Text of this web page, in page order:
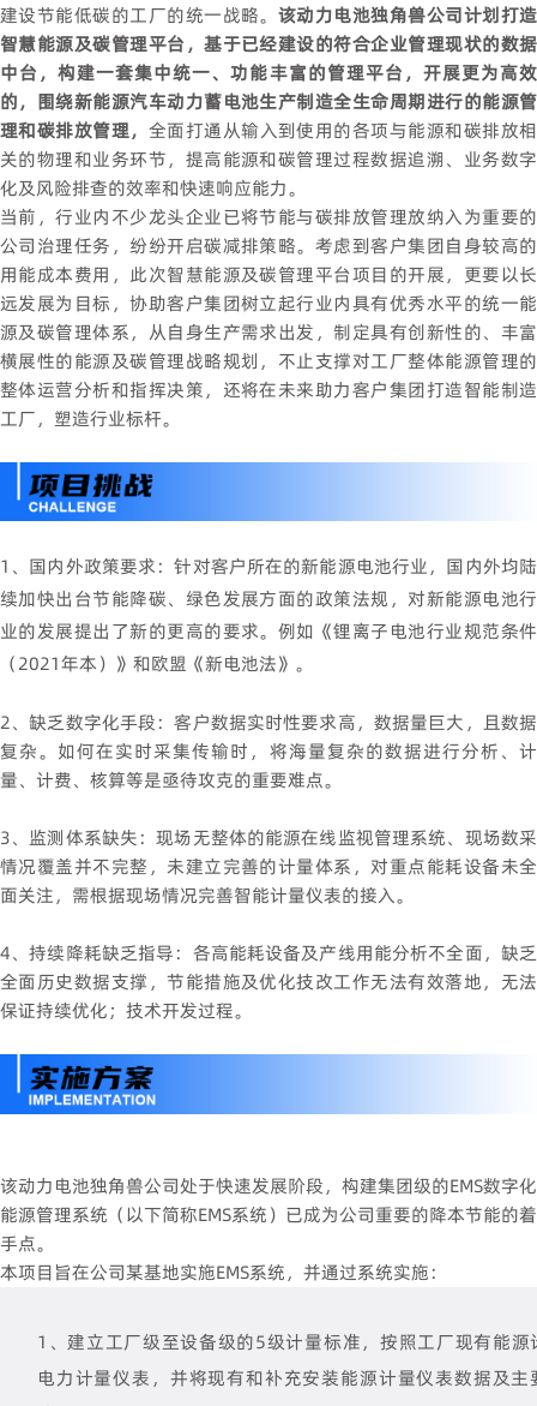
建设节能低碳的工厂的统一战略。 该动力电池独角兽公司计划打造
智慧能源及碳管理平台，基于已经建设的符合企业管理现状的数据
中台，构建一套集中统一、功能丰富的管理平台，开展更为高效
的，围绕新能源汽车动力蓄电池生产制造全生命周期进行的能源管
理和碳排放管理， 全面打通从输入到使用的各项与能源和碳排放相
关的物理和业务环节，提高能源和碳管理过程数据追溯、业务数字
化及风险排查的效率和快速响应能力。
当前，行业内不少龙头企业已将节能与碳排放管理放纳入为重要的
公司治理任务，纷纷开启碳减排策略。考虑到客户集团自身较高的
用能成本费用，此次智慧能源及碳管理平台项目的开展，更要以长
远发展为目标，协助客户集团树立起行业内具有优秀水平的统一能
源及碳管理体系，从自身生产需求出发，制定具有创新性的、丰富
横展性的能源及碳管理战略规划，不止支撑对工厂整体能源管理的
整体运营分析和指挥决策，还将在未来助力客户集团打造智能制造
工厂，塑造行业标杆。
1、国内外政策要求：针对客户所在的新能源电池行业，国内外均陆
续加快出台节能降碳、绿色发展方面的政策法规，对新能源电池行
业的发展提出了新的更高的要求。例如《锂离子电池行业规范条件
（2021年本）》和欧盟《新电池法》。
2、缺乏数字化手段：客户数据实时性要求高，数据量巨大，且数据
复杂。如何在实时采集传输时，将海量复杂的数据进行分析、计
量、计费、核算等是亟待攻克的重要难点。
3、监测体系缺失：现场无整体的能源在线监视管理系统、现场数采
情况覆盖并不完整，未建立完善的计量体系，对重点能耗设备未全
面关注，需根据现场情况完善智能计量仪表的接入。
4、持续降耗缺乏指导：各高能耗设备及产线用能分析不全面，缺乏
全面历史数据支撑，节能措施及优化技改工作无法有效落地，无法
保证持续优化；技术开发过程。
该动力电池独角兽公司处于快速发展阶段，构建集团级的EMS数字化
能源管理系统 （以下简称EMS系统）已成为公司重要的降本节能的着
手点。
本项目旨在公司某基地实施EMS系统，并通过系统实施：
1、建立工厂级至设备级的5级计量标准，按照工厂现有能
电力计量仪表，并将现有和补充安装能源计量仪表数据及